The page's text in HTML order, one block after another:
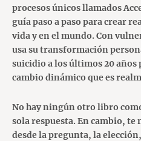
procesos únicos llamados
guía paso a paso para crear
vida y en el mundo. Con
usa su transformación
suicidio a los últimos 20
cambio dinámico que es
No hay ningún otro libro
sola respuesta. En cambio,
desde la pregunta, la